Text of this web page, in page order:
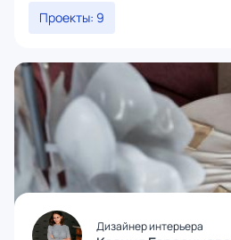
Проекты: 9
Дизайнер интерьера